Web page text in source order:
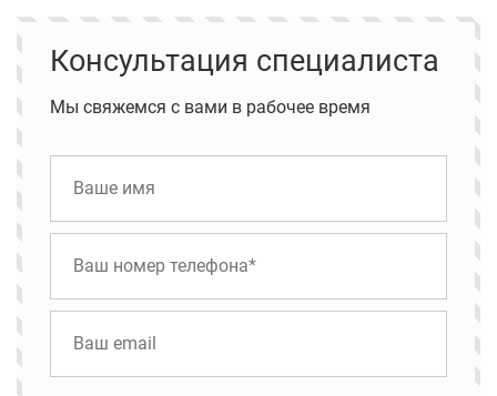
Консультация специалиста
Мы свяжемся с вами в рабочее время